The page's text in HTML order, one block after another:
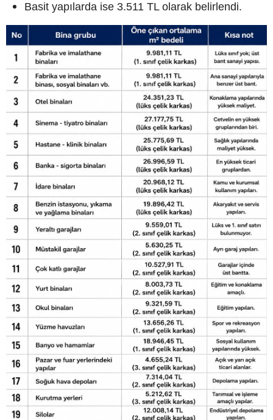
Basit yapılarda ise 3.511 TL olarak belirlendi.